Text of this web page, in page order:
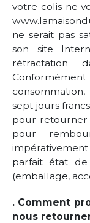
votre colis ne
ne serait pas
son site
rétractation
sept jours
pour retourner
pour
parfait état
(emballage,
. Comment
nous